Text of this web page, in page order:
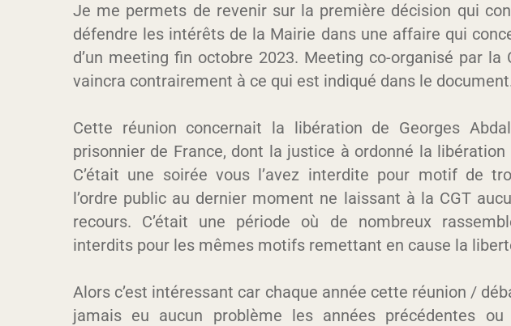
Je me permets de revenir sur la première décision qui
défendre les intérêts de la Mairie dans une affaire qui
d’un meeting fin octobre 2023. Meeting co-organisé par la
vaincra contrairement à ce qui est indiqué dans le
Cette réunion concernait la libération de Georges
prisonnier de France, dont la justice à ordonné la
C’était une soirée vous l’avez interdite pour motif de
l’ordre public au dernier moment ne laissant à la CGT
recours. C’était une période où de nombreux
interdits pour les mêmes motifs remettant en cause la
Alors c’est intéressant car chaque année cette réunion /
jamais eu aucun problème les années précédentes ou